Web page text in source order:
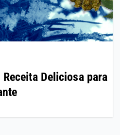
Deliciosa para